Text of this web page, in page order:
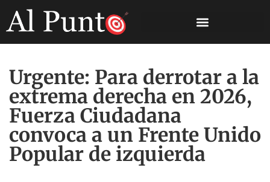
Urgente: Para derrotar a la
extrema derecha en 2026,
Fuerza Ciudadana
convoca a un Frente Unido
Popular de izquierda